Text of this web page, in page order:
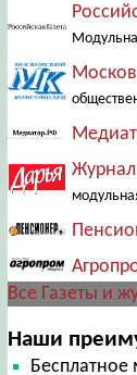
Все Газеты и
Наши